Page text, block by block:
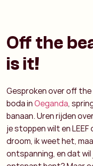
Off the
is it!
Gesproken over off
boda inOeganda,
banaan. Uren rijden
je stoppen wilt en
droom, ik weet het,
ontspanning, en dat wil